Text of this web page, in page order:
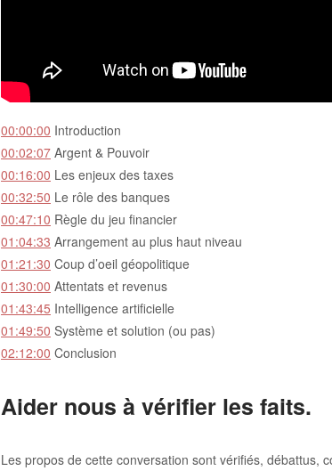
00:00:00 Introduction
00:02:07 Argent & Pouvoir
00:16:00 Les enjeux des taxes
00:32:50 Le rôle des banques
00:47:10 Règle du jeu financier
01:04:33 Arrangement au plus haut niveau
01:21:30 Coup d’oeil géopolitique
01:30:00 Attentats et revenus
01:43:45 Intelligence artificielle
01:49:50 Système et solution (ou pas)
02:12:00 Conclusion
Aider nous à vérifier les faits.
Les propos de cette conversation sont vérifiés, débattus,